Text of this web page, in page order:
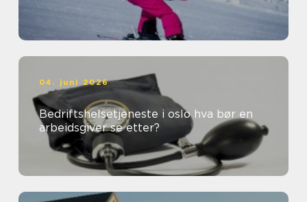
04. juni 2026
Bedriftshelsetjeneste i oslo hva bør en
arbeidsgiver se etter?